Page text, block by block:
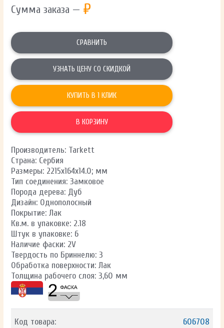
Сумма заказа — ₽
СРАВНИТЬ
УЗНАТЬ ЦЕНУ СО СКИДКОЙ
КУПИТЬ В 1 КЛИК
В КОРЗИНУ
Производитель: Tarkett
Страна: Сербия
Размеры: 2215х164х14.0; мм
Тип соединения: Замковое
Порода дерева: Дуб
Дизайн: Однополосный
Покрытие: Лак
Кв.м. в упаковке: 2.18
Штук в упаковке: 6
Наличие фаски: 2V
Твердость по Бриннелю: 3
Обработка поверхности: Лак
Толщина рабочего слоя: 3,60 мм
Код товара: 606708